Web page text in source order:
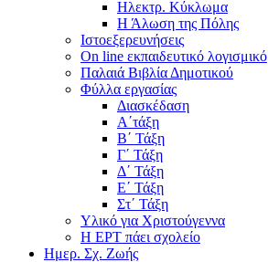
Ηλεκτρ. Κύκλωμα
Η Άλωση της Πόλης
Ιστοεξερευνήσεις
On line εκπαιδευτικό λογισμικό
Παλαιά Βιβλία Δημοτικού
Φύλλα εργασίας
Διασκέδαση
Α΄τάξη
Β΄ Τάξη
Γ΄ Τάξη
Δ΄ Τάξη
Ε΄ Τάξη
Στ΄ Τάξη
Υλικό για Χριστούγεννα
Η ΕΡΤ πάει σχολείο
Ημερ. Σχ. Ζωής